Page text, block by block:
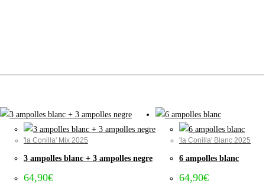
'la Conilla' Mix 2025
3 ampolles blanc + 3 ampolles negre
64,90€
'la Conilla' Blanc 2025
6 ampolles blanc
64,90€